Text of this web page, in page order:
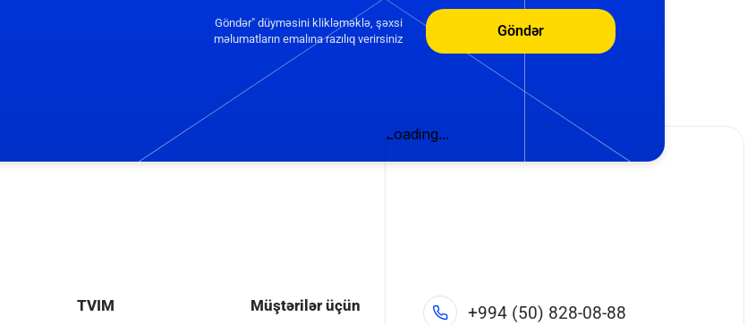
Göndər" düyməsini klikləməklə, şəxsi
məlumatların emalına razılıq verirsiniz
Göndər
TVIM Müştərilər üçün +994 (50) 828-08-88